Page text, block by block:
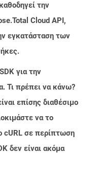
την
Cloud API,
εγκατάσταση των
για την
Τι πρέπει να κάνω?
επίσης διαθέσιμο
να το
cURL σε περίπτωση
δεν είναι ακόμα